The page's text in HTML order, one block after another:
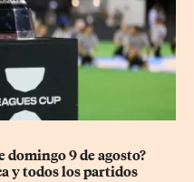
domingo 9 de agosto?
y todos los partidos